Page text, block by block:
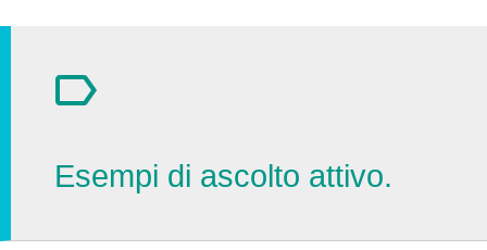
Esempi di ascolto attivo.